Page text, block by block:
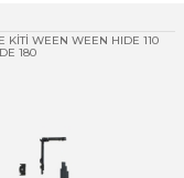
KİTİ WEEN WEEN HIDE 110
180